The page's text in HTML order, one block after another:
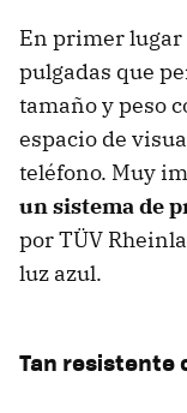
En primer lugar
pulgadas que
tamaño y peso
espacio de
teléfono. Muy
un sistema de
por TÜV
luz azul.
Tan resistente